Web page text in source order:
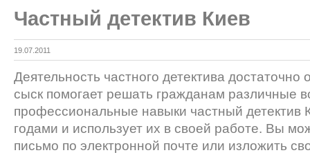
Частный детектив Киев
19.07.2011
Деятельность частного детектива
сыск помогает решать гражданам различные
профессиональные навыки частный детектив
годами и использует их в своей работе. Вы
письмо по электронной почте или изложить